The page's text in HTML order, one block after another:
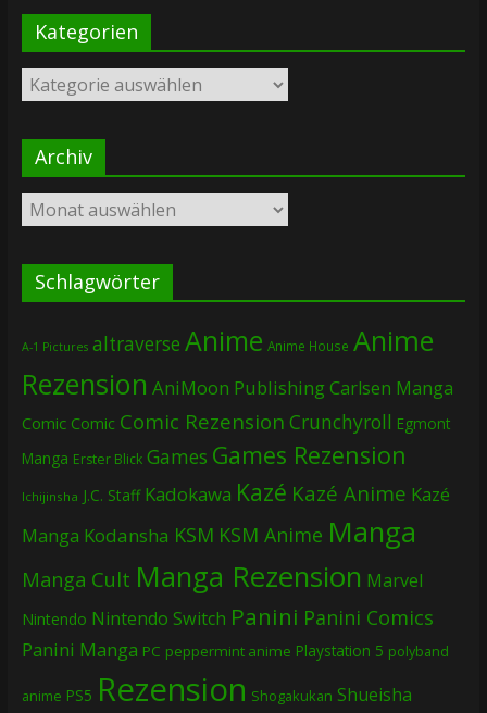
Kategorien
Kategorien
Archiv
Archiv
Schlagwörter
A-1 Pictures altraverse Anime Anime House Anime
Rezension AniMoon PublishingCarlsen Manga
Comic Comic Comic Rezension Crunchyroll Egmont
Manga Erster Blick Games Games Rezension
Ichijinsha J.C. Staff Kadokawa Kazé Kazé Anime Kazé
Manga Kodansha KSM KSM Anime Manga
Manga Cult Manga Rezension Marvel
Nintendo Nintendo Switch Panini Panini Comics
Panini Manga PC peppermint anime Playstation 5 polyband
anime PS5 Rezension Shogakukan Shueisha